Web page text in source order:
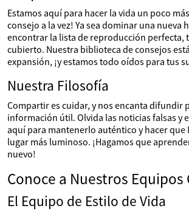
Estamos aquí para hacer la vida un poco
consejo a la vez! Ya sea dominar una nueva
encontrar la lista de reproducción perfecta,
cubierto. Nuestra biblioteca de consejos
expansión, ¡y estamos todo oídos para tus
Nuestra Filosofía
Compartir es cuidar, y nos encanta difundir
información útil. Olvida las noticias falsas y
aquí para mantenerlo auténtico y hacer que
lugar más luminoso. ¡Hagamos que
nuevo!
Conoce a Nuestros Equipos
El Equipo de Estilo de Vida